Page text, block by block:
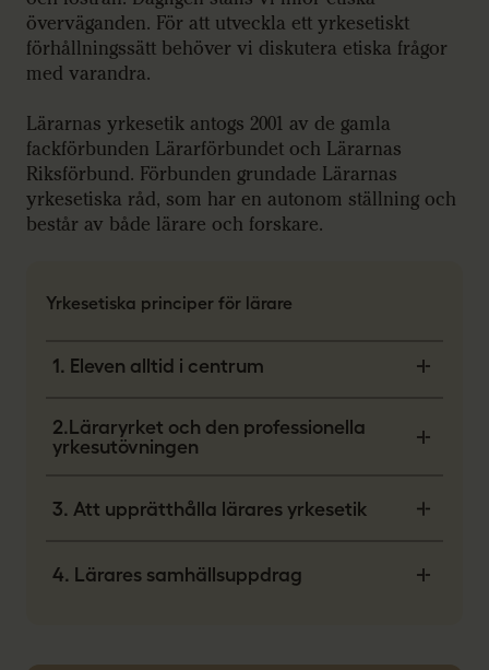
överväganden. För att utveckla ett yrkesetiskt
förhållningssätt behöver vi diskutera etiska frågor
med varandra.
Lärarnas yrkesetik antogs 2001 av de gamla
fackförbunden Lärarförbundet och Lärarnas
Riksförbund. Förbunden grundade Lärarnas
yrkesetiska råd, som har en autonom ställning och
består av både lärare och forskare.
Yrkesetiska principer för lärare
1. Eleven alltid i centrum
2.Läraryrket och den professionella
yrkesutövningen
3. Att upprätthålla lärares yrkesetik
4. Lärares samhällsuppdrag